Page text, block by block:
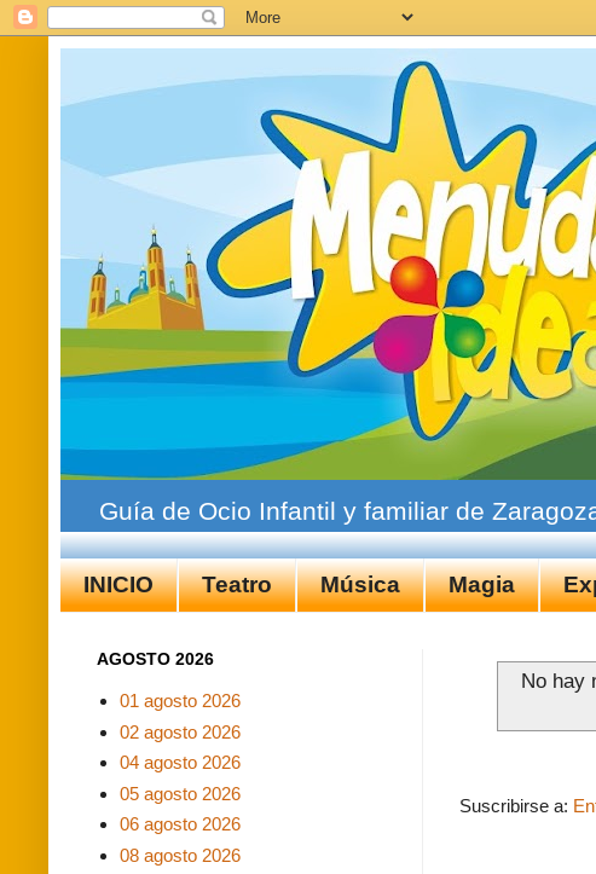
Guía de Ocio Infantil y familiar de
INICIO Teatro Música Magia
No hay
Suscribirse a:
AGOSTO 2026
01 agosto 2026
02 agosto 2026
04 agosto 2026
05 agosto 2026
06 agosto 2026
08 agosto 2026